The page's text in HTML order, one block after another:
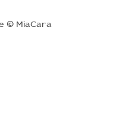
© MiaCara